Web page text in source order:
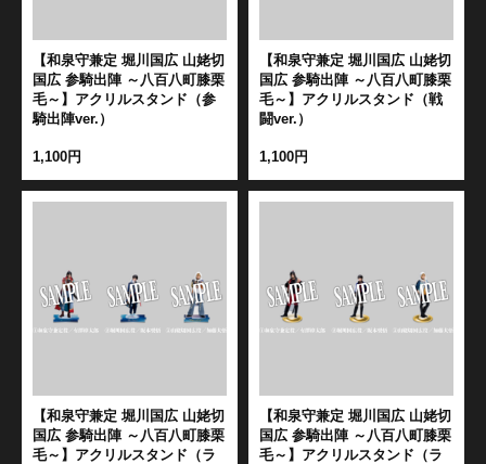
【和泉守兼定 堀川国広 山姥切
国広 参騎出陣 ～八百八町膝栗
毛～】アクリルスタンド（参
騎出陣ver.）
1,100円
【和泉守兼定 堀川国広 山姥切
国広 参騎出陣 ～八百八町膝栗
毛～】アクリルスタンド（戦
闘ver.）
1,100円
【和泉守兼定 堀川国広 山姥切
国広 参騎出陣 ～八百八町膝栗
毛～】アクリルスタンド（ラ
【和泉守兼定 堀川国広 山姥切
国広 参騎出陣 ～八百八町膝栗
毛～】アクリルスタンド（ラ